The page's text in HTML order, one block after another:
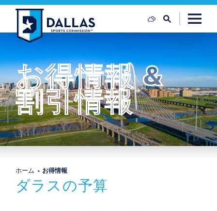
コンテンツへスキップ
お得情報 &
割引情報
ホーム お得情報
ダラスの予算